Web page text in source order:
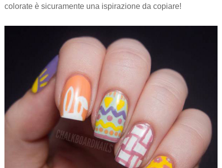
colorate è sicuramente una ispirazione da copiare!